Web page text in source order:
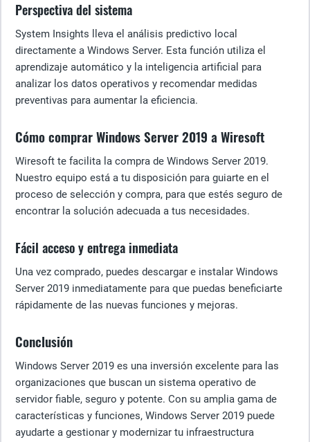
Perspectiva del sistema
System Insights lleva el análisis predictivo local
directamente a Windows Server. Esta función utiliza el
aprendizaje automático y la inteligencia artificial para
analizar los datos operativos y recomendar medidas
preventivas para aumentar la eficiencia.
Cómo comprar Windows Server 2019 a Wiresoft
Wiresoft te facilita la compra de Windows Server 2019.
Nuestro equipo está a tu disposición para guiarte en el
proceso de selección y compra, para que estés seguro de
encontrar la solución adecuada a tus necesidades.
Fácil acceso y entrega inmediata
Una vez comprado, puedes descargar e instalar Windows
Server 2019 inmediatamente para que puedas beneficiarte
rápidamente de las nuevas funciones y mejoras.
Conclusión
Windows Server 2019 es una inversión excelente para las
organizaciones que buscan un sistema operativo de
servidor fiable, seguro y potente. Con su amplia gama de
características y funciones, Windows Server 2019 puede
ayudarte a gestionar y modernizar tu infraestructura